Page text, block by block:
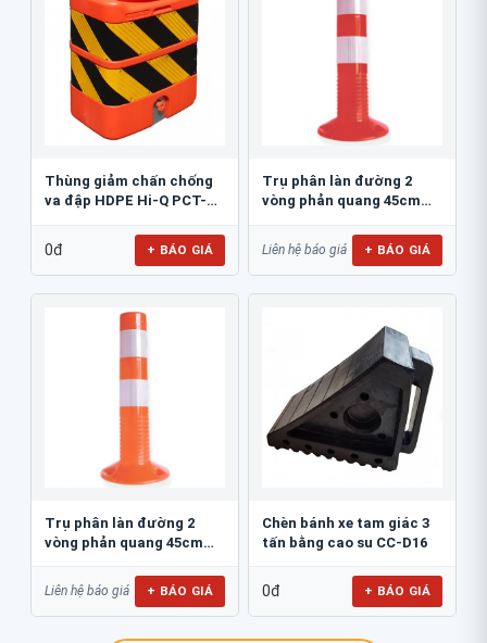
Thùng giảm chấn chống
va đập HDPE Hi-Q PCT-
0đ + BÁO GIÁ
Trụ phân làn đường 2
vòng phản quang 45cm
Liên hệ báo giá + BÁO GIÁ
Trụ phân làn đường 2
vòng phản quang 45cm
Liên hệ báo giá + BÁO GIÁ
Chèn bánh xe tam giác 3
tấn bằng cao su CC-D16
0đ + BÁO GIÁ